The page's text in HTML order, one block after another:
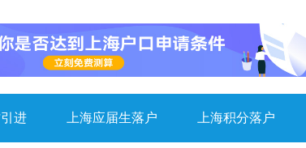
引进 上海应届生落户 上海积分落户